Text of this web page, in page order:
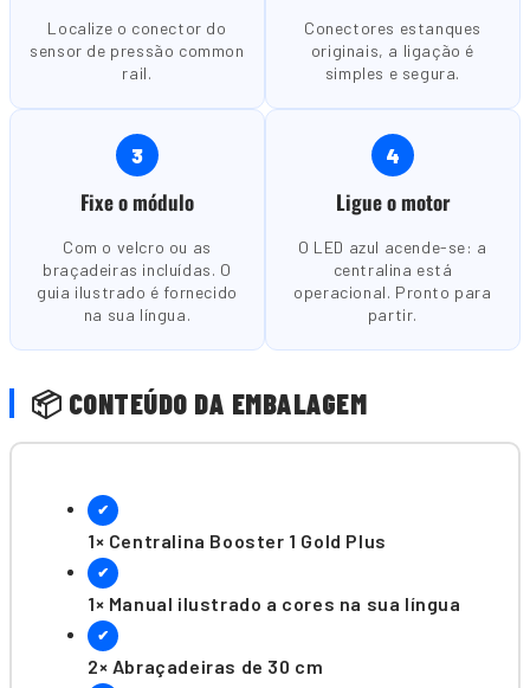
Localize o conector do
sensor de pressão common
rail.
Conectores estanques
originais, a ligação é
simples e segura.
3
Fixe o módulo
Com o velcro ou as
braçadeiras incluídas. O
guia ilustrado é fornecido
na sua língua.
4
Ligue o motor
O LED azul acende-se: a
centralina está
operacional. Pronto para
partir.
📦 CONTEÚDO DA EMBALAGEM
✔
1× Centralina Booster 1 Gold Plus
✔
1× Manual ilustrado a cores na sua língua
✔
2× Abraçadeiras de 30 cm